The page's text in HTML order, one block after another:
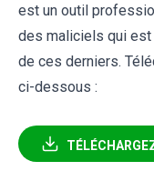
est un outil
des maliciels qui est
de ces derniers.
ci-dessous :